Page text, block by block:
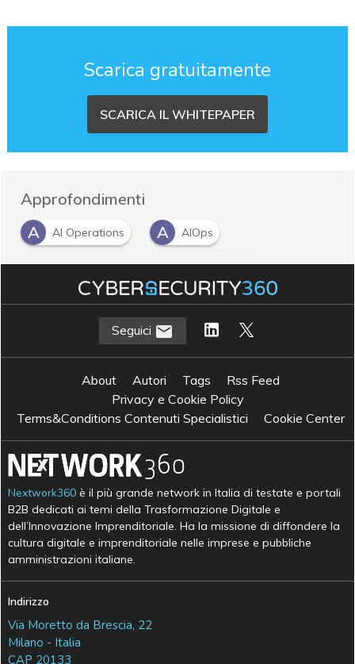
Scarica gratuitamente
SCARICA IL WHITEPAPER
Approfondimenti
A
AI Operations A AIOps
A automazione T time to market
Seguici
About Autori Tags
Rss Feed
Privacy e Cookie Policy
Terms&Conditions Contenuti Specialistici
Cookie Center
Nextwork360 è il più grande network in Italia di testate e portali
B2B dedicati ai temi della Trasformazione Digitale e
dell’Innovazione Imprenditoriale. Ha la missione di diffondere la
cultura digitale e imprenditoriale nelle imprese e pubbliche
amministrazioni italiane.
Indirizzo
Via Moretto da Brescia, 22
Milano - Italia
CAP 20133